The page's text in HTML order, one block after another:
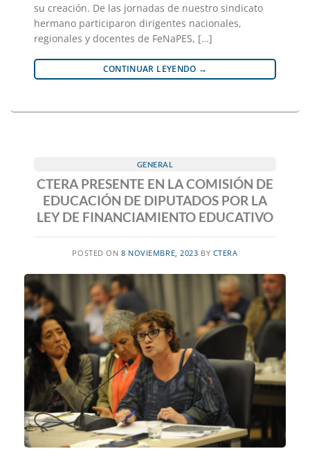
su creación. De las jornadas de nuestro sindicato
hermano participaron dirigentes nacionales,
regionales y docentes de FeNaPES, […]
CONTINUAR LEYENDO →
GENERAL
CTERA PRESENTE EN LA COMISIÓN DE
EDUCACIÓN DE DIPUTADOS POR LA
LEY DE FINANCIAMIENTO EDUCATIVO
POSTED ON 8 NOVIEMBRE, 2023 BY CTERA